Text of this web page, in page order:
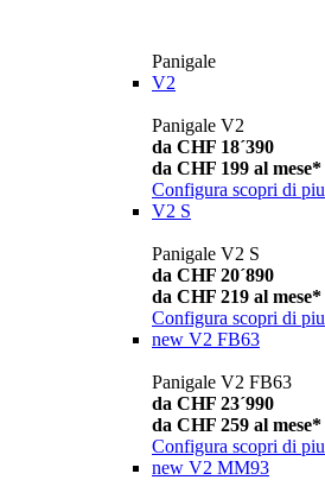
Panigale
V2
Panigale V2
da CHF 18´390
da CHF 199 al mese*
Configura scopri di piu
V2 S
Panigale V2 S
da CHF 20´890
da CHF 219 al mese*
Configura scopri di piu
new V2 FB63
Panigale V2 FB63
da CHF 23´990
da CHF 259 al mese*
Configura scopri di piu
new V2 MM93